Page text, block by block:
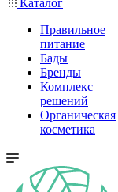
Каталог
Правильное
питание
Бады
Бренды
Комплекс
решений
Органическая
косметика